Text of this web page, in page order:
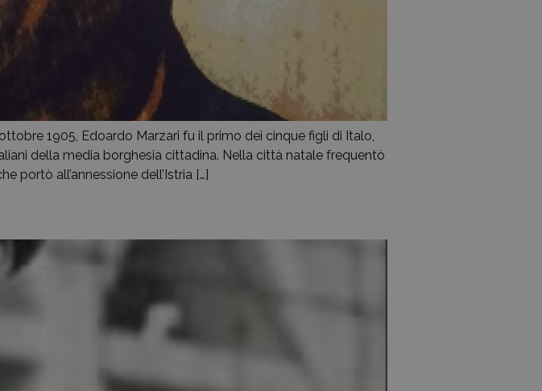
1905, Edoardo Marzari fu il primo dei cinque figli di Italo,
della media borghesia cittadina. Nella città natale frequentò
portò all’annessione dell’Istria […]